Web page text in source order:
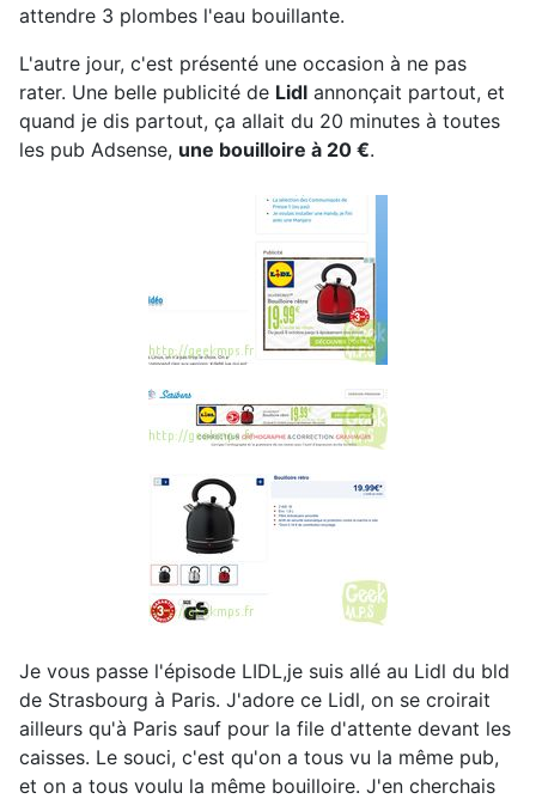
attendre 3 plombes l'eau bouillante.
L'autre jour, c'est présenté une occasion à ne pas
rater. Une belle publicité de Lidl annonçait partout, et
quand je dis partout, ça allait du 20 minutes à toutes
les pub Adsense, une bouilloire à 20 €.
Je vous passe l'épisode LIDL,je suis allé au Lidl du bld
de Strasbourg à Paris. J'adore ce Lidl, on se croirait
ailleurs qu'à Paris sauf pour la file d'attente devant les
caisses. Le souci, c'est qu'on a tous vu la même pub,
et on a tous voulu la même bouilloire. J'en cherchais